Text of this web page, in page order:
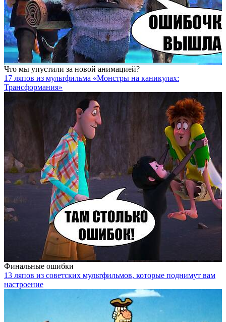
Что мы упустили за новой анимацией?
17 ляпов из мультфильма «Монстры на каникулах:
Трансформания»
Финальные ошибки
13 ляпов из советских мультфильмов, которые поднимут вам
настроение